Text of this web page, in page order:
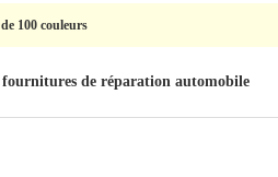
100 couleurs
de réparation automobile